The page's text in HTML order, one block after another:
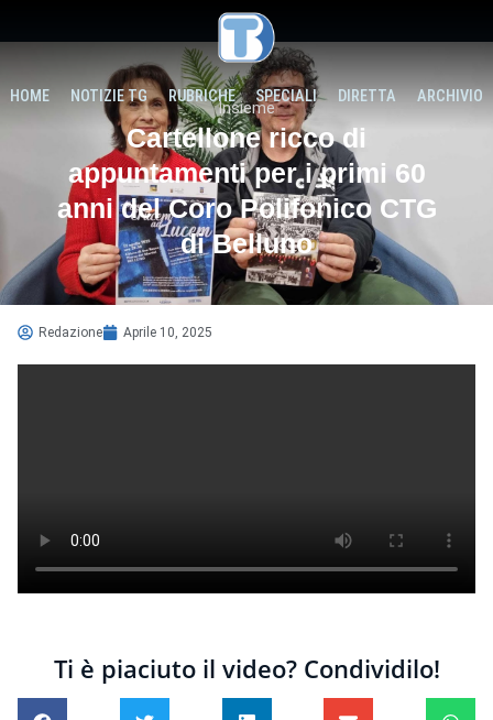
HOME NOTIZIE TG RUBRICHE SPECIALI DIRETTA ARCHIVIO
Insieme
Cartellone ricco di
appuntamenti per i primi 60
anni del Coro Polifonico CTG
di Belluno
Redazione Aprile 10, 2025
Ti è piaciuto il video? Condividilo!